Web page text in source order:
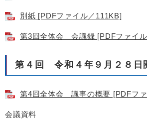
別紙 [PDFファイル／111KB]
第3回全体会 会議録 [PDFファイ
第４回 令和４年９月２８日
第4回全体会 議事の概要 [PDFフ
会議資料